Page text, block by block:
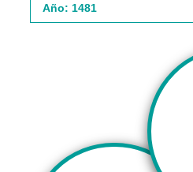
Año: 1481